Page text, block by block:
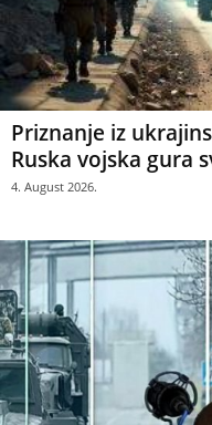
Priznanje iz
Ruska vojska gura
4. August 2026.